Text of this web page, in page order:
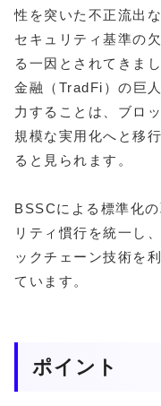
性を突いた不正流出
セキュリティ基準の
る一因とされてきま
金融（TradFi）の巨
力することは、ブロ
規模な実用化へと移
ると見られます。
BSSCによる標準化
リティ慣行を統一し
ックチェーン技術を
ています。
ポイント